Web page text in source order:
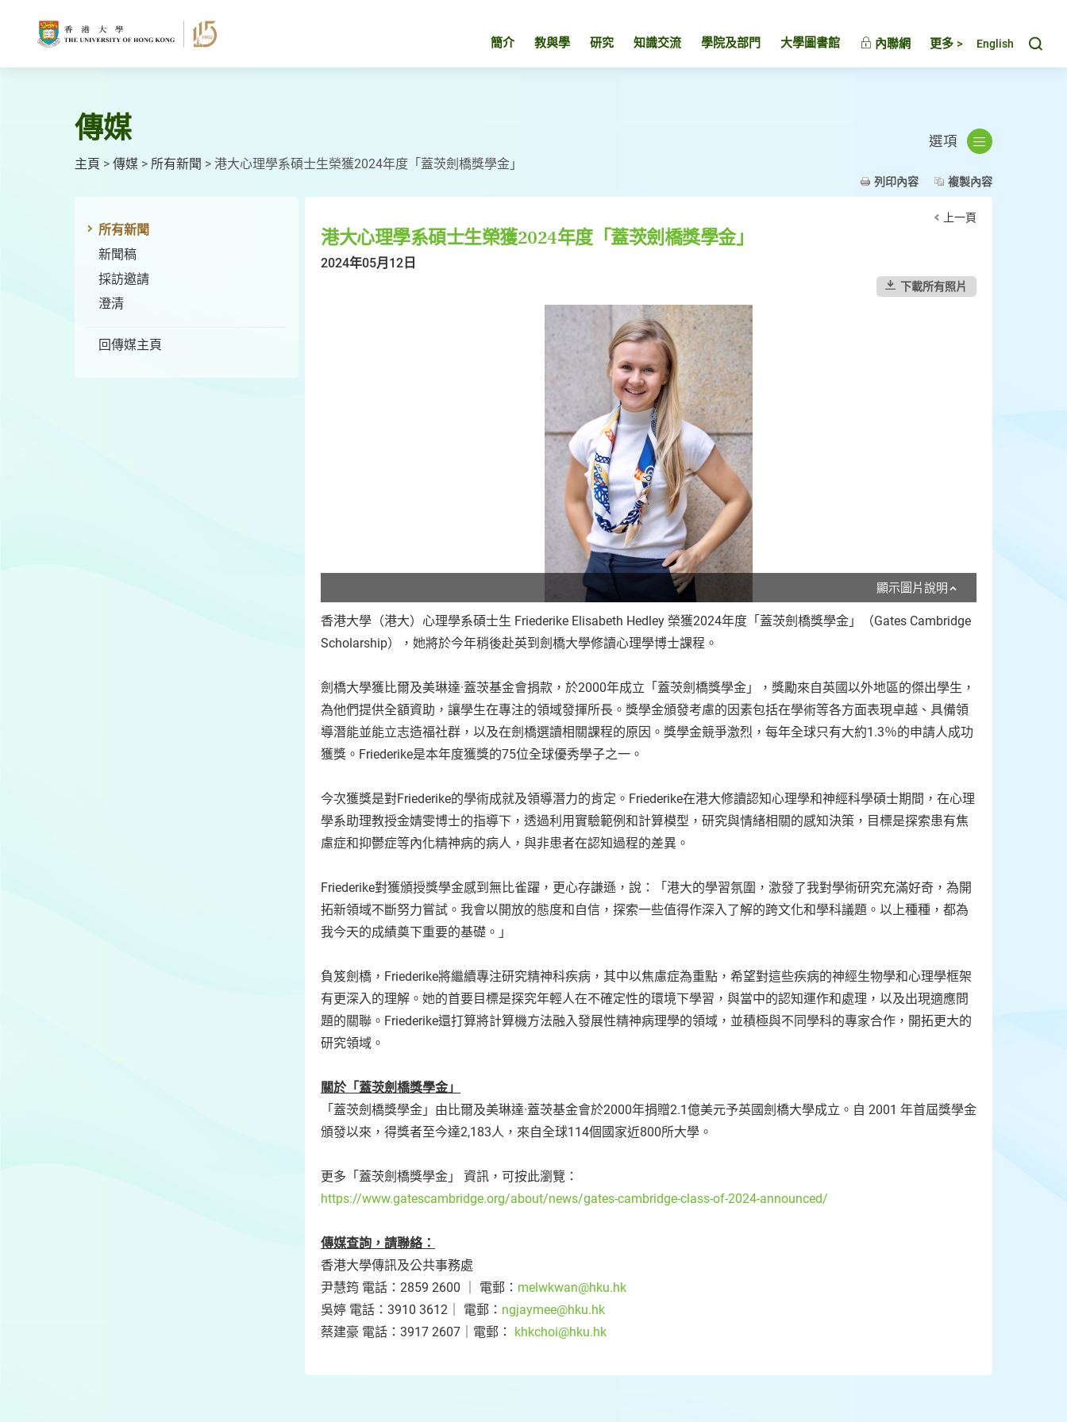
簡介 教與學 研究 知識交流 學院及部門 大學圖書館 內聯網 更多 > English
傳媒
主頁 > 傳媒 > 所有新聞 > 港大心理學系碩士生榮獲2024年度「蓋茨劍橋獎學金」
選項
列印內容 複製內容
所有新聞
新聞稿
採訪邀請
澄清
回傳媒主頁
上一頁
港大心理學系碩士生榮獲2024年度「蓋茨劍橋獎學金」
2024年05月12日
下載所有照片
顯示圖片說明
香港大學（港大）心理學系碩士生 Friederike Elisabeth Hedley 榮獲2024年度「蓋茨劍橋獎學金」（Gates Cambridge
Scholarship），她將於今年稍後赴英到劍橋大學修讀心理學博士課程。
劍橋大學獲比爾及美琳達·蓋茨基金會捐款，於2000年成立「蓋茨劍橋獎學金」，獎勵來自英國以外地區的傑出學生，
為他們提供全額資助，讓學生在專注的領域發揮所長。獎學金頒發考慮的因素包括在學術等各方面表現卓越、具備領
導潛能並能立志造福社群，以及在劍橋選讀相關課程的原因。獎學金競爭激烈，每年全球只有大約1.3％的申請人成功
獲獎。Friederike是本年度獲獎的75位全球優秀學子之一。
今次獲獎是對Friederike的學術成就及領導潛力的肯定。Friederike在港大修讀認知心理學和神經科學碩士期間，在心理
學系助理教授金婧雯博士的指導下，透過利用實驗範例和計算模型，研究與情緒相關的感知決策，目標是探索患有焦
慮症和抑鬱症等內化精神病的病人，與非患者在認知過程的差異。
Friederike對獲頒授獎學金感到無比雀躍，更心存謙遜，說：「港大的學習氛圍，激發了我對學術研究充滿好奇，為開
拓新領域不斷努力嘗試。我會以開放的態度和自信，探索一些值得作深入了解的跨文化和學科議題。以上種種，都為
我今天的成績奠下重要的基礎。」
負笈劍橋，Friederike將繼續專注研究精神科疾病，其中以焦慮症為重點，希望對這些疾病的神經生物學和心理學框架
有更深入的理解。她的首要目標是探究年輕人在不確定性的環境下學習，與當中的認知運作和處理，以及出現適應問
題的關聯。Friederike還打算將計算機方法融入發展性精神病理學的領域，並積極與不同學科的專家合作，開拓更大的
研究領域。
關於「蓋茨劍橋獎學金」
「蓋茨劍橋獎學金」由比爾及美琳達·蓋茨基金會於2000年捐贈2.1億美元予英國劍橋大學成立。自 2001 年首屆獎學金
頒發以來，得獎者至今達2,183人，來自全球114個國家近800所大學。
更多「蓋茨劍橋獎學金」 資訊，可按此瀏覽：
https://www.gatescambridge.org/about/news/gates-cambridge-class-of-2024-announced/
傳媒查詢，請聯絡：
香港大學傳訊及公共事務處
尹慧筠 電話：2859 2600 ｜ 電郵： melwkwan@hku.hk
吳婷 電話：3910 3612｜ 電郵： ngjaymee@hku.hk
蔡建豪 電話：3917 2607｜電郵： khkchoi@hku.hk